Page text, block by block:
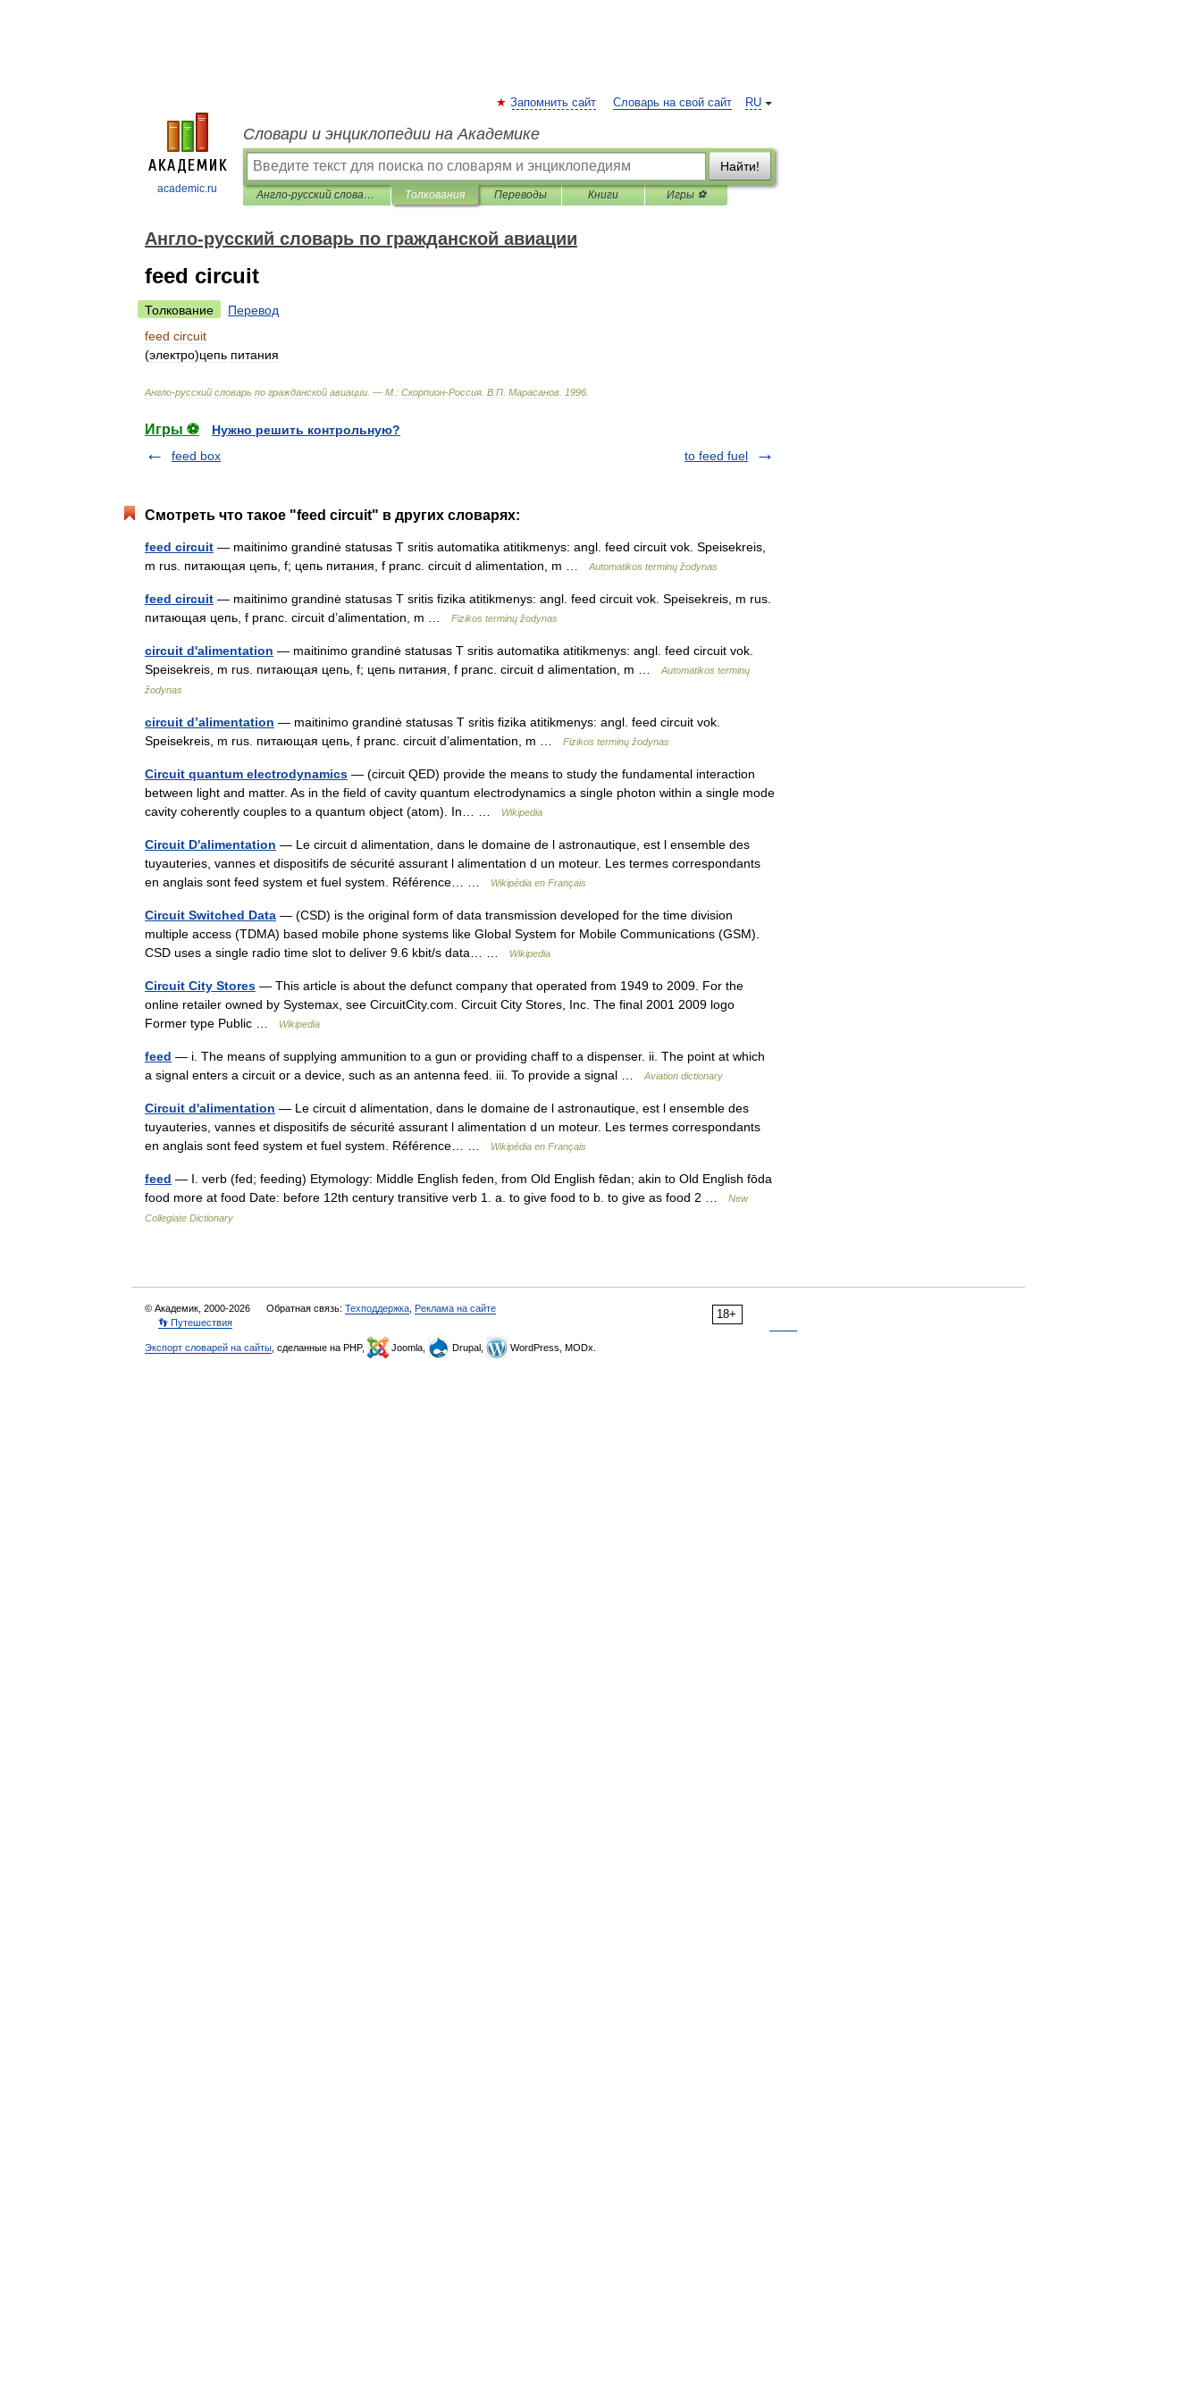
academic.ru
RU
Запомнить сайт Словарь на свой сайт
Словари и энциклопедии на Академике
Найти!
Англо-русский словарь по гражданской авиации Толкования Переводы Книги Игры ⚽
Англо-русский словарь по гражданской авиации
feed circuit
Толкование
Перевод
feed circuit
(электро)цепь питания
Англо-русский словарь по гражданской авиации . — М : Скорпион-Россия В П Марасанов 1996
Игры ⚽
Нужно решить контрольную?
feed box
to feed fuel
Смотреть что такое "feed circuit" в других словарях:
feed circuit — maitinimo grandinė statusas T sritis automatika atitikmenys: angl. feed circuit vok. Speisekreis,
m rus. питающая цепь, f; цепь питания, f pranc. circuit d alimentation, m …
Automatikos terminų žodynas
feed circuit — maitinimo grandinė statusas T sritis fizika atitikmenys: angl. feed circuit vok. Speisekreis, m rus.
питающая цепь, f pranc. circuit d’alimentation, m …
Fizikos terminų žodynas
circuit d'alimentation — maitinimo grandinė statusas T sritis automatika atitikmenys: angl. feed circuit vok.
Speisekreis, m rus. питающая цепь, f; цепь питания, f pranc. circuit d alimentation, m …
Automatikos terminų
žodynas
circuit d’alimentation — maitinimo grandinė statusas T sritis fizika atitikmenys: angl. feed circuit vok.
Speisekreis, m rus. питающая цепь, f pranc. circuit d’alimentation, m …
Fizikos terminų žodynas
Circuit quantum electrodynamics — (circuit QED) provide the means to study the fundamental interaction
between light and matter. As in the field of cavity quantum electrodynamics a single photon within a single mode
cavity coherently couples to a quantum object (atom). In… …
Wikipedia
Circuit D'alimentation — Le circuit d alimentation, dans le domaine de l astronautique, est l ensemble des
tuyauteries, vannes et dispositifs de sécurité assurant l alimentation d un moteur. Les termes correspondants
en anglais sont feed system et fuel system. Référence… …
Wikipédia en Français
Circuit Switched Data — (CSD) is the original form of data transmission developed for the time division
multiple access (TDMA) based mobile phone systems like Global System for Mobile Communications (GSM).
CSD uses a single radio time slot to deliver 9.6 kbit/s data… …
Wikipedia
Circuit City Stores — This article is about the defunct company that operated from 1949 to 2009. For the
online retailer owned by Systemax, see CircuitCity.com. Circuit City Stores, Inc. The final 2001 2009 logo
Former type Public …
Wikipedia
feed — i. The means of supplying ammunition to a gun or providing chaff to a dispenser. ii. The point at which
a signal enters a circuit or a device, such as an antenna feed. iii. To provide a signal …
Aviation dictionary
Circuit d'alimentation — Le circuit d alimentation, dans le domaine de l astronautique, est l ensemble des
tuyauteries, vannes et dispositifs de sécurité assurant l alimentation d un moteur. Les termes correspondants
en anglais sont feed system et fuel system. Référence… …
Wikipédia en Français
feed — I. verb (fed; feeding) Etymology: Middle English feden, from Old English fēdan; akin to Old English fōda
food more at food Date: before 12th century transitive verb 1. a. to give food to b. to give as food 2 …
New
Collegiate Dictionary
18+
© Академик, 2000-2026 Обратная связь: Техподдержка Реклама на сайте
👣 Путешествия
Экспорт словарей на сайты , сделанные на PHP, Joomla, Drupal, WordPress, MODx.